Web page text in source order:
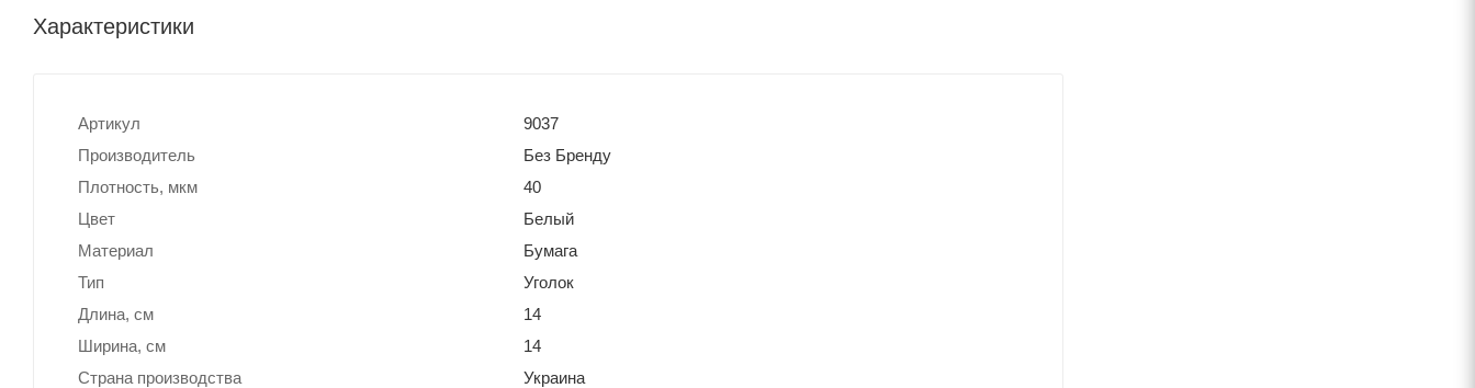
Характеристики
Артикул
9037
Производитель
Без Бренду
Плотность, мкм
40
Цвет
Белый
Материал
Бумага
Тип
Уголок
Длина, cм
14
Ширина, cм
14
Страна производства
Украина